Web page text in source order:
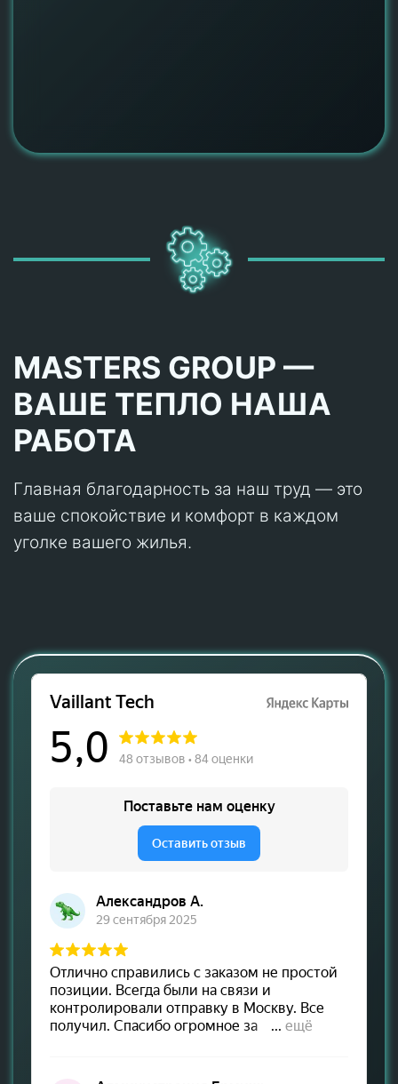
MASTERS GROUP —
ВАШЕ ТЕПЛО НАША
РАБОТА
Главная благодарность за наш труд — это
ваше спокойствие и комфорт в каждом
уголке вашего жилья.